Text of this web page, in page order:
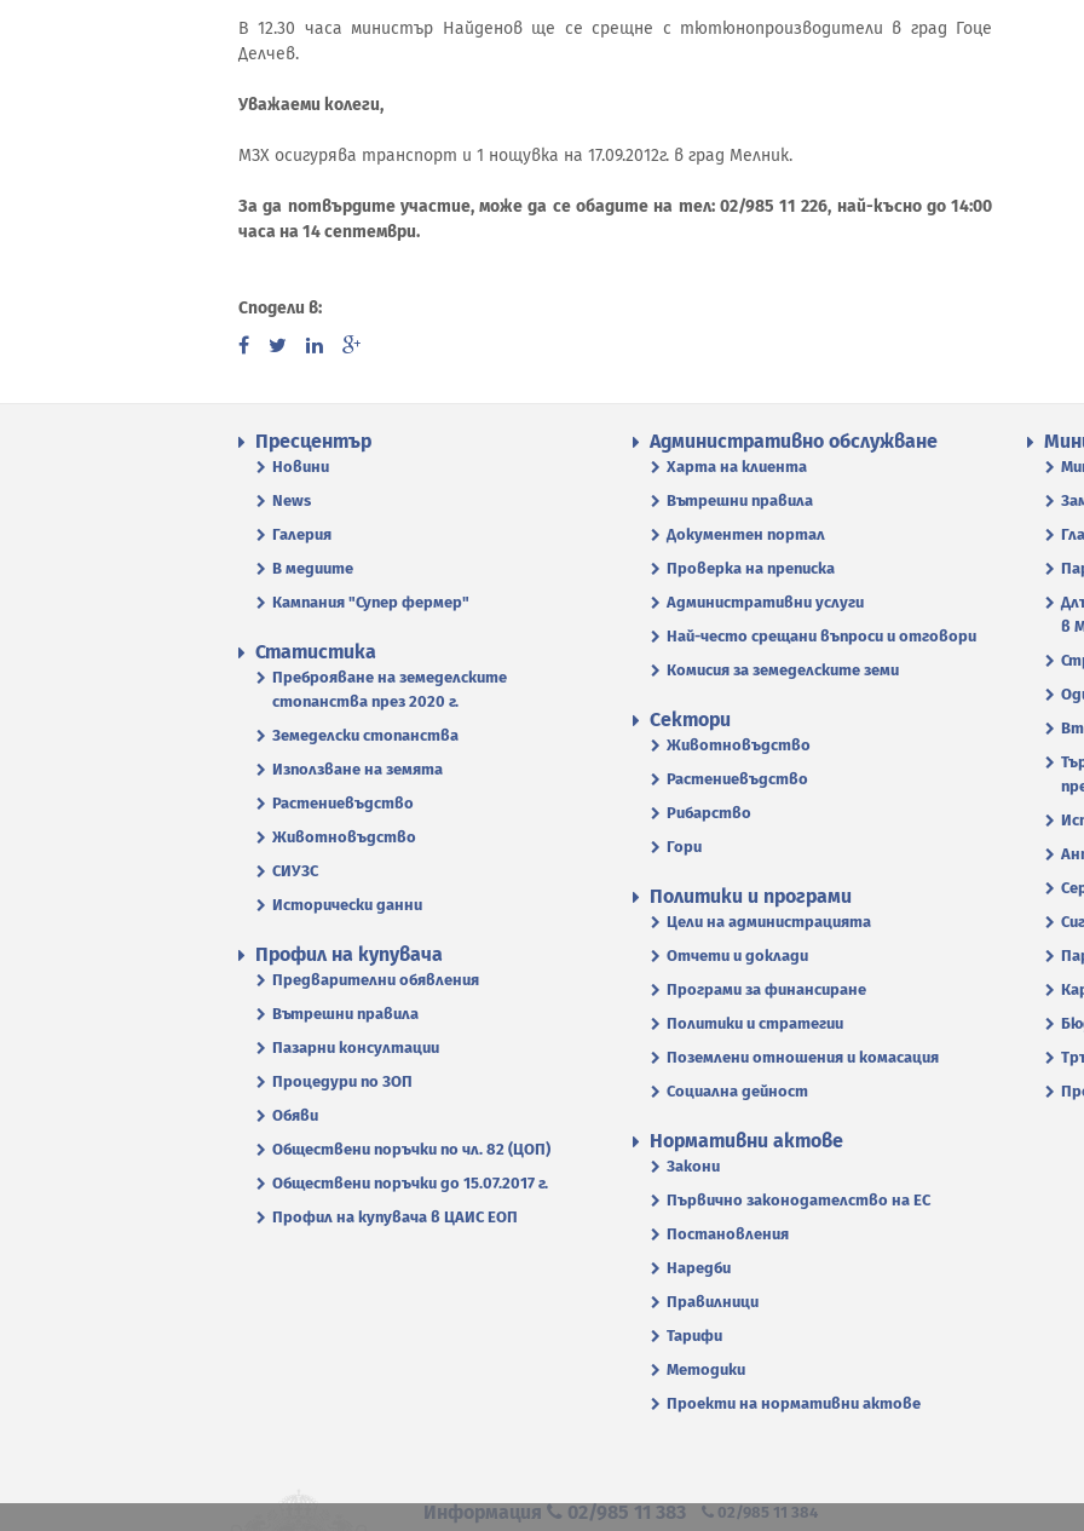
В 12.30 часа министър Найденов ще се срещне с тютюнопроизводители в град Гоце
Делчев.
Уважаеми колеги,
МЗХ осигурява транспорт и 1 нощувка на 17.09.2012г. в град Мелник.
За да потвърдите участие, може да се обадите на тел: 02/985 11 226, най-късно до 14:00
часа на 14 септември.
Сподели в:
Пресцентър
Новини
News
Галерия
В медиите
Кампания "Супер фермер"
Административно обслужване
Харта на клиента
Вътрешни правила
Документен портал
Проверка на преписка
Административни услуги
Най-често срещани въпроси и отговори
Комисия за земеделските земи
в
Статистика
Преброяване на земеделските
стопанства през 2020 г.
Земеделски стопанства
Използване на земята
Растениевъдство
Животновъдство
СИУЗС
Исторически данни
Сектори
Животновъдство
Растениевъдство
Рибарство
Гори
Политики и програми
Цели на администрацията
Отчети и доклади
Програми за финансиране
Политики и стратегии
Поземлени отношения и комасация
Социална дейност
Профил на купувача
Предварителни обявления
Вътрешни правила
Пазарни консултации
Процедури по ЗОП
Обяви
Обществени поръчки по чл. 82 (ЦОП)
Обществени поръчки до 15.07.2017 г.
Профил на купувача в ЦАИС ЕОП
Нормативни актове
Закони
Първично законодателство на ЕС
Постановления
Наредби
Правилници
Тарифи
Методики
Проекти на нормативни актове
Информация 02/985 11 383 02/985 11 384